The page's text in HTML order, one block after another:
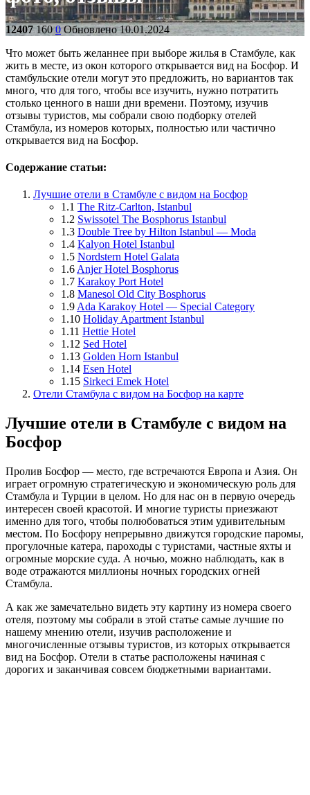
12407 1600 Обновлено 10.01.2024
Что может быть желаннее при выборе жилья в Стамбуле, как
жить в месте, из окон которого открывается вид на Босфор. И
стамбульские отели могут это предложить, но вариантов так
много, что для того, чтобы все изучить, нужно потратить
столько ценного в наши дни времени. Поэтому, изучив
отзывы туристов, мы собрали свою подборку отелей
Стамбула, из номеров которых, полностью или частично
открывается вид на Босфор.
Содержание статьи:
Лучшие отели в Стамбуле с видом на Босфор
1.1 The Ritz-Carlton, Istanbul
1.2 Swissotel The Bosphorus Istanbul
1.3 Double Tree by Hilton Istanbul — Moda
1.4 Kalyon Hotel Istanbul
1.5 Nordstern Hotel Galata
1.6Anjer Hotel Bosphorus
1.7 Karakoy Port Hotel
1.8 Manesol Old City Bosphorus
1.9Ada Karakoy Hotel — Special Category
1.10 Holiday Apartment Istanbul
1.11 Hettie Hotel
1.12 Sed Hotel
1.13 Golden Horn Istanbul
1.14 Esen Hotel
1.15 Sirkeci Emek Hotel
Отели Стамбула с видом на Босфор на карте
Лучшие отели в Стамбуле с видом на
Босфор
Пролив Босфор — место, где встречаются Европа и Азия. Он
играет огромную стратегическую и экономическую роль для
Стамбула и Турции в целом. Но для нас он в первую очередь
интересен своей красотой. И многие туристы приезжают
именно для того, чтобы полюбоваться этим удивительным
местом. По Босфору непрерывно движутся городские паромы,
прогулочные катера, пароходы с туристами, частные яхты и
огромные морские суда. А ночью, можно наблюдать, как в
воде отражаются миллионы ночных городских огней
Стамбула.
А как же замечательно видеть эту картину из номера своего
отеля, поэтому мы собрали в этой статье самые лучшие по
нашему мнению отели, изучив расположение и
многочисленные отзывы туристов, из которых открывается
вид на Босфор. Отели в статье расположены начиная с
дорогих и заканчивая совсем бюджетными вариантами.